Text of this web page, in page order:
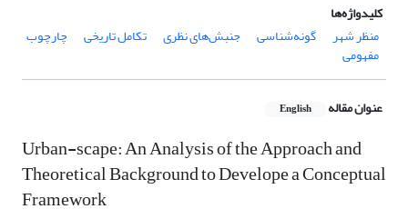
کلیدواژه‌ها
منظر شهر
گونه‌شناسی جنبش‌های نظری تکامل تاریخی چارچوب
مفهومی
عنوان مقاله English
Urban-scape: An Analysis of the Approach and
Theoretical Background to Develope a Conceptual
Framework